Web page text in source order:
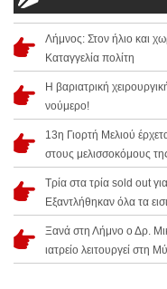
Λήμνος: Στον ήλιο και
Καταγγελία πολίτη
Η βαριατρική
νούμερο!
13η Γιορτή Μελιού
στους μελισσοκόμους
Τρία στα τρία sold out
Εξαντλήθηκαν όλα τα
Ξανά στη Λήμνο ο Δρ.
ιατρείο λειτουργεί στη